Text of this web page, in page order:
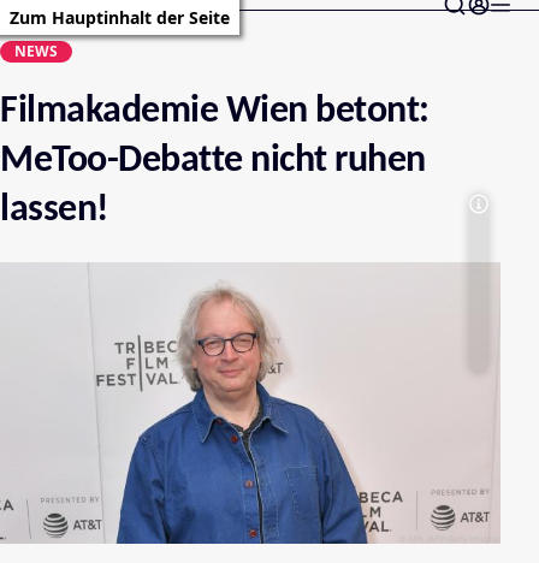
Zum Hauptinhalt der Seite
NEWS
Filmakademie Wien betont:
MeToo-Debatte nicht ruhen
lassen!